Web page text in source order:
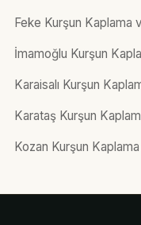
Feke Kurşun Kaplama
İmamoğlu Kurşun
Karaisalı Kurşun
Karataş Kurşun
Kozan Kurşun Kaplama